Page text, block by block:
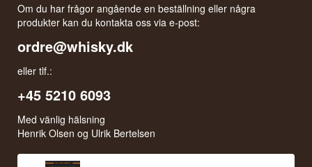
Om du har frågor angående en beställning eller några
produkter kan du kontakta oss via e-post:
ordre@whisky.dk
eller tlf.:
+45 5210 6093
Med vänlig hälsning
Henrik Olsen og Ulrik Bertelsen